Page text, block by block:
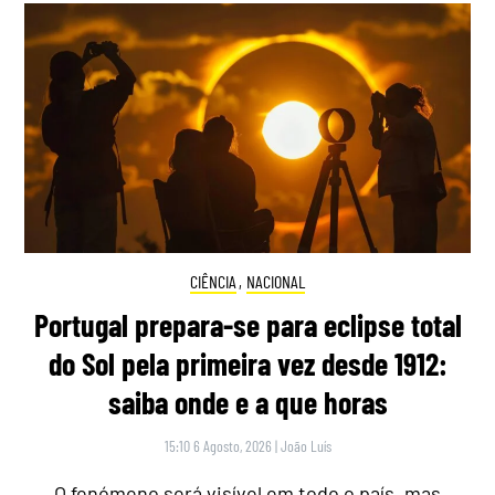
CIÊNCIA , NACIONAL
Portugal prepara-se para eclipse total
do Sol pela primeira vez desde 1912:
saiba onde e a que horas
15:10 6 Agosto, 2026 |João Luís